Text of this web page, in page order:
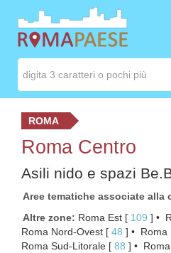
ROMA
Roma Centro
Asili nido e spazi
Aree tematiche associate alla
Altre zone
Roma Est [ 109 ]
Roma Nord-Ovest [ 48 ] Roma
Roma Sud-Litorale [ 88 ]